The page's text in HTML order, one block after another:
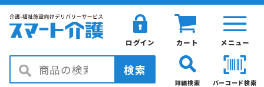
メニュー
カート
ログイン
検索
バーコード検索
詳細検索